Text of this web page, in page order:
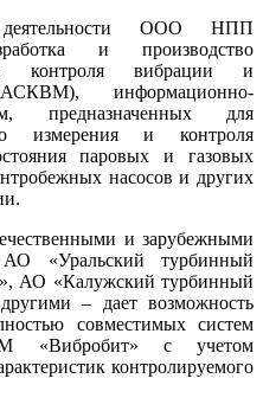
деятельности ООО НПП
и производство
контроля вибрации и
информационно-
предназначенных для
измерения и контроля
паровых и газовых
насосов и других
и зарубежными
«Уральский турбинный
АО «Калужский турбинный
– дает возможность
совместимых систем
«Вибробит» с учетом
контролируемого